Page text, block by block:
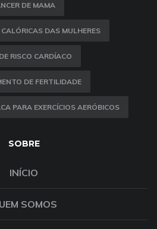
DE MAMA
DAS MULHERES
RISCO CARDÍACO
DE FERTILIDADE
PARA EXERCÍCIOS AERÓBICOS
SOBRE
INÍCIO
SOMOS